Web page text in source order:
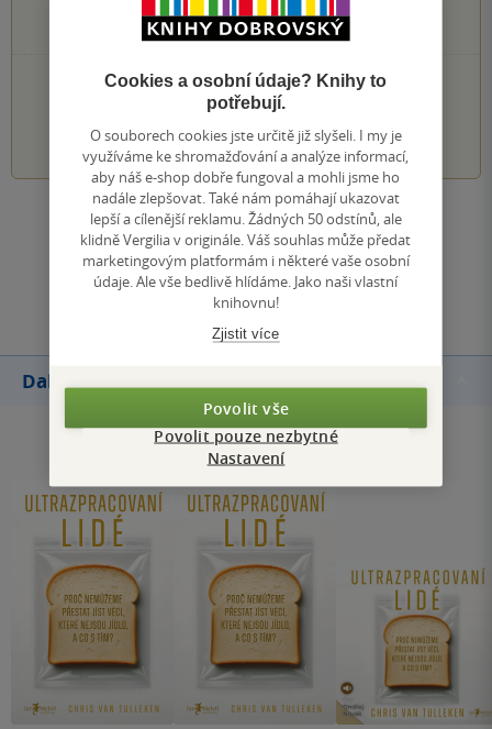
0×
1 hvezdička
PŘIDEJTE SVÉ HODNOCENÍ KNIHY
1 2 3 4 5
Zobrazit všechna hodnocení
Přidat hodnocení
Další knihy autora
Cookies a osobní údaje? Knihy to
potřebují.
O souborech cookies jste určitě již slyšeli. I my je
využíváme ke shromažďování a analýze informací,
aby náš e-shop dobře fungoval a mohli jsme ho
nadále zlepšovat. Také nám pomáhají ukazovat
lepší a cílenější reklamu. Žádných 50 odstínů, ale
klidně Vergilia v originále. Váš souhlas může předat
marketingovým platformám i některé vaše osobní
údaje. Ale vše bedlivě hlídáme. Jako naši vlastní
knihovnu!
Zjistit více
Povolit vše
Povolit pouze nezbytné
Nastavení